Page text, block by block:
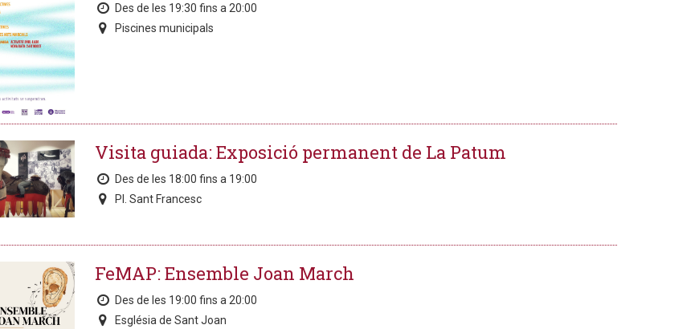
Des de les 19:30 fins a 20:00
Piscines municipals
Visita guiada: Exposició permanent de La Patum
Des de les 18:00 fins a 19:00
Pl. Sant Francesc
FeMAP: Ensemble Joan March
Des de les 19:00 fins a 20:00
Església de Sant Joan